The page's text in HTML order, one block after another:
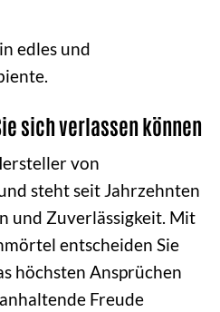
edles und
sich verlassen können
von
steht seit Jahrzehnten
und Zuverlässigkeit. Mit
entscheiden Sie
höchsten Ansprüchen
Freude